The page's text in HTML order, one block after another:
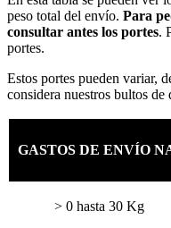
peso total del envío. Para
consultar antes los portes.
portes.
Estos portes pueden variar,
considera nuestros bultos
GASTOS DE ENVÍO
> 0 hasta 30 Kg